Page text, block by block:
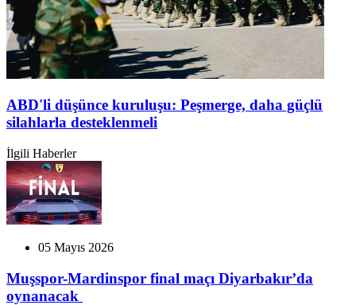
ABD'li düşünce kuruluşu: Peşmerge, daha güçlü
silahlarla desteklenmeli
İlgili Haberler
05 Mayıs 2026
Muşspor-Mardinspor final maçı Diyarbakır’da
oynanacak